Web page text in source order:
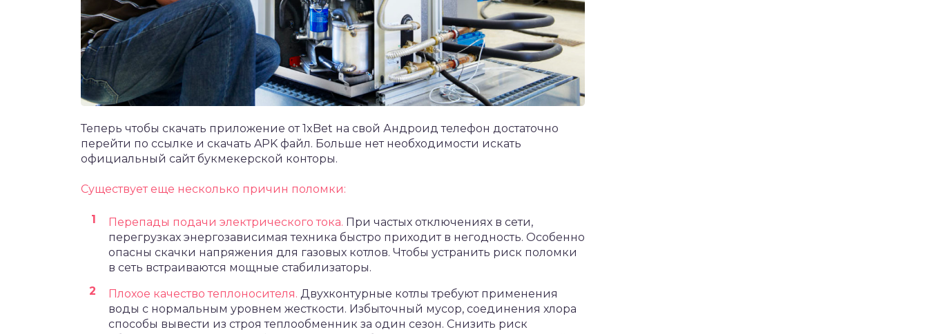
Теперь чтобы скачать приложение от 1xBet на свой Андроид телефон достаточно
перейти по ссылке и скачать APK файл. Больше нет необходимости искать
официальный сайт букмекерской конторы.
Существует еще несколько причин поломки:
Перепады подачи электрического тока. При частых отключениях в сети,
перегрузках энергозависимая техника быстро приходит в негодность. Особенно
опасны скачки напряжения для газовых котлов. Чтобы устранить риск поломки
в сеть встраиваются мощные стабилизаторы.
Плохое качество теплоносителя. Двухконтурные котлы требуют применения
воды с нормальным уровнем жесткости. Избыточный мусор, соединения хлора
способы вывести из строя теплообменник за один сезон. Снизить риск